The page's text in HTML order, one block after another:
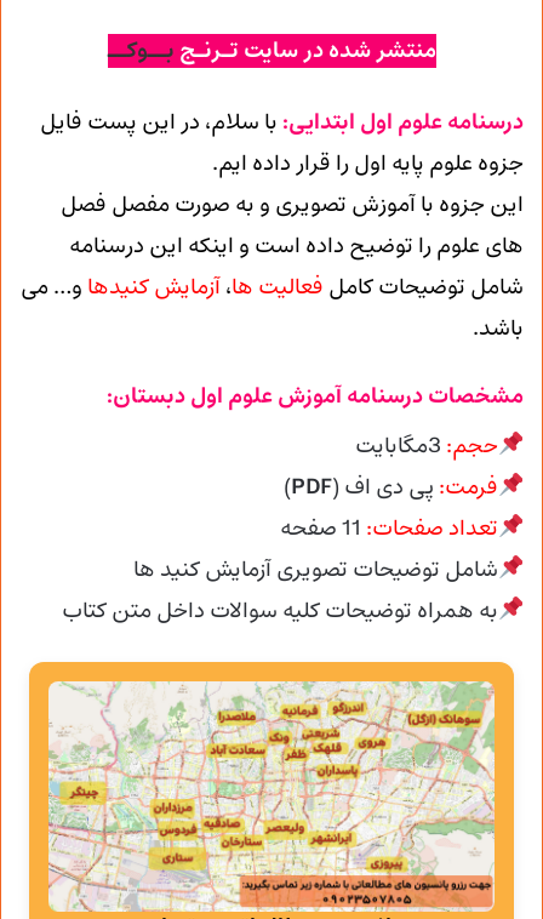
منتشر شده در سایت تـرنـج بــوکــ
درسنامه علوم اول ابتدایی: با سلام، در این پست فایل
جزوه علوم پایه اول را قرار داده ایم.
این جزوه با آموزش تصویری و به صورت مفصل فصل
های علوم را توضیح داده است و اینکه این درسنامه
شامل توضیحات کامل فعالیت ها،آزمایش کنیدها و… می
باشد.
مشخصات درسنامه آموزش علوم اول دبستان:
حجم:
فرمت: پی دی اف (PDF
)
تعداد صفحات: 11 صفحه
شامل توضیحات تصویری آزمایش کنید ها
به همراه توضیحات کلیه سوالات داخل متن کتاب